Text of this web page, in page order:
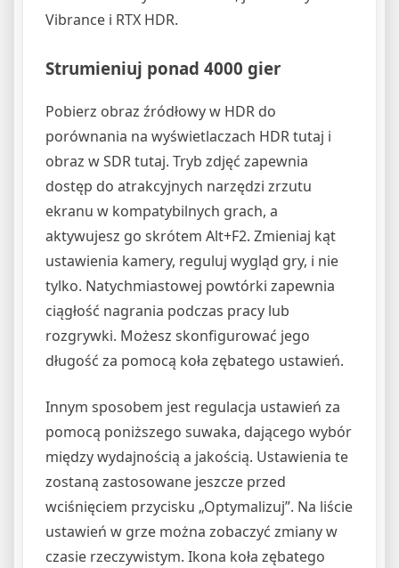
Vibrance i RTX HDR.
Strumieniuj ponad 4000 gier
Pobierz obraz źródłowy w HDR do
porównania na wyświetlaczach HDR tutaj i
obraz w SDR tutaj. Tryb zdjęć zapewnia
dostęp do atrakcyjnych narzędzi zrzutu
ekranu w kompatybilnych grach, a
aktywujesz go skrótem Alt+F2. Zmieniaj kąt
ustawienia kamery, reguluj wygląd gry, i nie
tylko. Natychmiastowej powtórki zapewnia
ciągłość nagrania podczas pracy lub
rozgrywki. Możesz skonfigurować jego
długość za pomocą koła zębatego ustawień.
Innym sposobem jest regulacja ustawień za
pomocą poniższego suwaka, dającego wybór
między wydajnością a jakością. Ustawienia te
zostaną zastosowane jeszcze przed
wciśnięciem przycisku „Optymalizuj”. Na liście
ustawień w grze można zobaczyć zmiany w
czasie rzeczywistym. Ikona koła zębatego